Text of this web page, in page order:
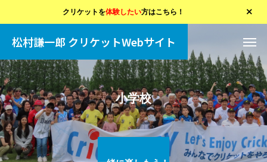
クリケットを体験したい方はこちら！
松村謙一郎 クリケットWebサイト
小学校